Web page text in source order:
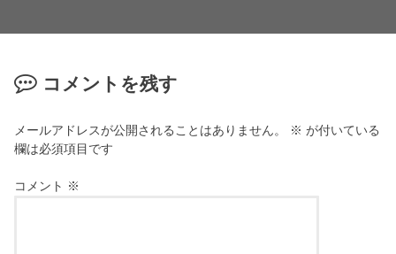
コメントを残す
メールアドレスが公開されることはありません。 ※ が付いている
欄は必須項目です
コメント ※